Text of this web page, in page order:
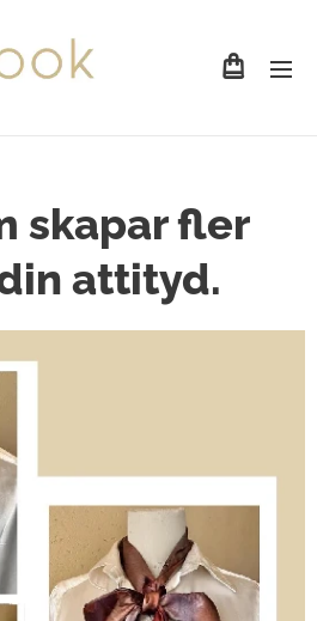
skapar fler
attityd.